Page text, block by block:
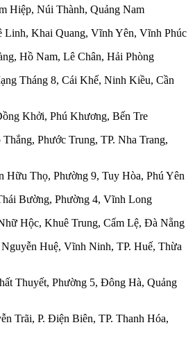
Hiệp, Núi Thành, Quảng Nam
Linh, Khai Quang, Vĩnh Yên, Vĩnh Phúc
Hồ Nam, Lê Chân, Hải Phòng
Tháng 8, Cái Khế, Ninh Kiều, Cần
Khởi, Phú Khương, Bến Tre
Thắng, Phước Trung, TP. Nha Trang,
Hữu Thọ, Phường 9, Tuy Hòa, Phú Yên
Bường, Phường 4, Vĩnh Long
Hộc, Khuê Trung, Cẩm Lệ, Đà Nẵng
Huệ, Vĩnh Ninh, TP. Huế, Thừa
Thuyết, Phường 5, Đông Hà, Quảng
Trãi, P. Điện Biên, TP. Thanh Hóa,